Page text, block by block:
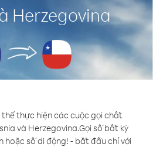
Herzegovina
thực hiện các cuộc gọi chất
và Herzegovina.Gọi số bất kỳ
hoặc số di động! - bắt đầu chỉ với